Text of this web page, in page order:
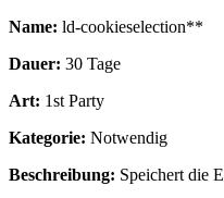
Name: ld-cookieselection**
Dauer: 30 Tage
Art: 1st Party
Kategorie: Notwendig
Beschreibung: Speichert die